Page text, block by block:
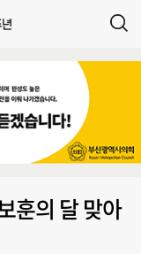
훈의 달 맞아